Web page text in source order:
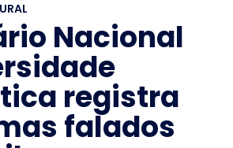
Nacional
registra
falados